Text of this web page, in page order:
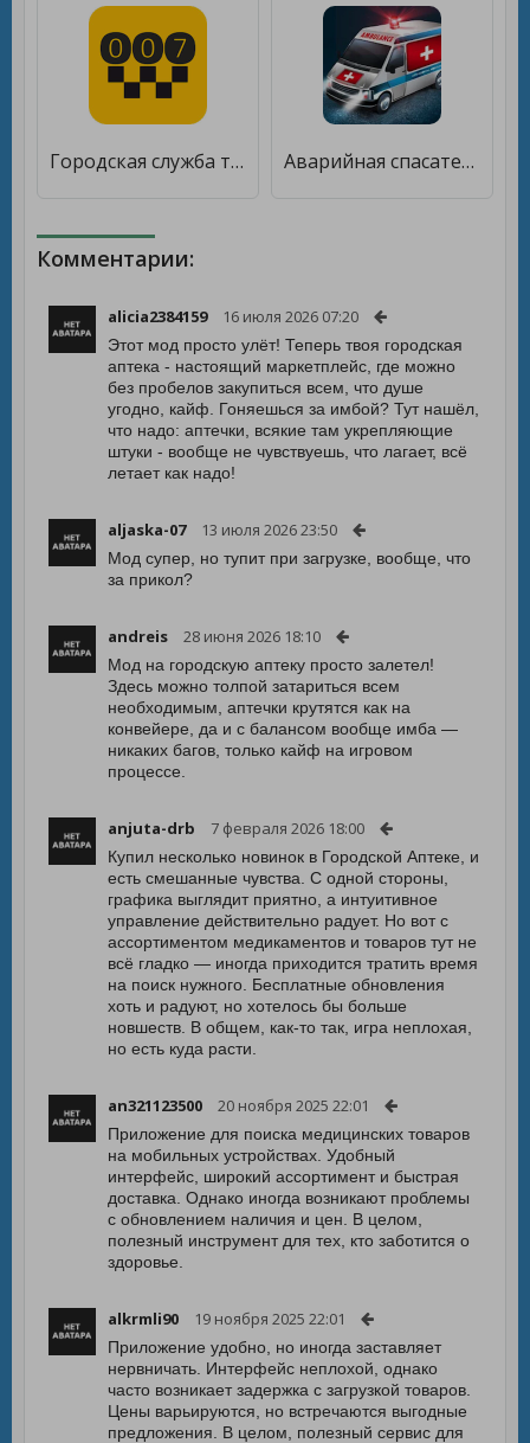
Городская служба такси 007 [Unlocked] Аварийная спасательная городская скорая помощь [Premium]
Комментарии:
alicia2384159 16 июля 2026 07:20
Этот мод просто улёт! Теперь твоя городская
аптека - настоящий маркетплейс, где можно
без пробелов закупиться всем, что душе
угодно, кайф. Гоняешься за имбой? Тут нашёл,
что надо: аптечки, всякие там укрепляющие
штуки - вообще не чувствуешь, что лагает, всё
летает как надо!
aljaska-07 13 июля 2026 23:50
Мод супер, но тупит при загрузке, вообще, что
за прикол?
andreis 28 июня 2026 18:10
Мод на городскую аптеку просто залетел!
Здесь можно толпой затариться всем
необходимым, аптечки крутятся как на
конвейере, да и с балансом вообще имба —
никаких багов, только кайф на игровом
процессе.
anjuta-drb 7 февраля 2026 18:00
Купил несколько новинок в Городской Аптеке, и
есть смешанные чувства. С одной стороны,
графика выглядит приятно, а интуитивное
управление действительно радует. Но вот с
ассортиментом медикаментов и товаров тут не
всё гладко — иногда приходится тратить время
на поиск нужного. Бесплатные обновления
хоть и радуют, но хотелось бы больше
новшеств. В общем, как-то так, игра неплохая,
но есть куда расти.
an321123500 20 ноября 2025 22:01
Приложение для поиска медицинских товаров
на мобильных устройствах. Удобный
интерфейс, широкий ассортимент и быстрая
доставка. Однако иногда возникают проблемы
с обновлением наличия и цен. В целом,
полезный инструмент для тех, кто заботится о
здоровье.
alkrmli90 19 ноября 2025 22:01
Приложение удобно, но иногда заставляет
нервничать. Интерфейс неплохой, однако
часто возникает задержка с загрузкой товаров.
Цены варьируются, но встречаются выгодные
предложения. В целом, полезный сервис для